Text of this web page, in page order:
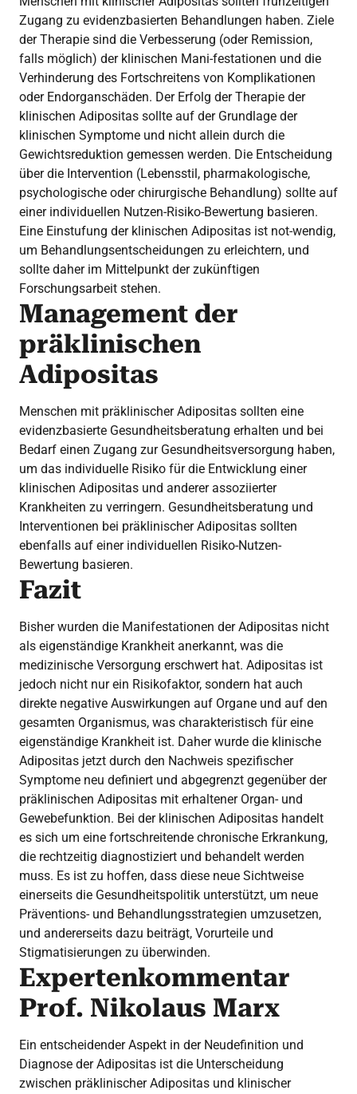
Zugang zu evidenzbasierten Behandlungen haben. Ziele
der Therapie sind die Verbesserung (oder Remission,
falls möglich) der klinischen Mani-festationen und die
Verhinderung des Fortschreitens von Komplikationen
oder Endorganschäden. Der Erfolg der Therapie der
klinischen Adipositas sollte auf der Grundlage der
klinischen Symptome und nicht allein durch die
Gewichtsreduktion gemessen werden. Die Entscheidung
über die Intervention (Lebensstil, pharmakologische,
psychologische oder chirurgische Behandlung) sollte auf
einer individuellen Nutzen-Risiko-Bewertung basieren.
Eine Einstufung der klinischen Adipositas ist not-wendig,
um Behandlungsentscheidungen zu erleichtern, und
sollte daher im Mittelpunkt der zukünftigen
Forschungsarbeit stehen.
Management der
präklinischen
Adipositas
Menschen mit präklinischer Adipositas sollten eine
evidenzbasierte Gesundheitsberatung erhalten und bei
Bedarf einen Zugang zur Gesundheitsversorgung haben,
um das individuelle Risiko für die Entwicklung einer
klinischen Adipositas und anderer assoziierter
Krankheiten zu verringern. Gesundheitsberatung und
Interventionen bei präklinischer Adipositas sollten
ebenfalls auf einer individuellen Risiko-Nutzen-
Bewertung basieren.
Fazit
Bisher wurden die Manifestationen der Adipositas nicht
als eigenständige Krankheit anerkannt, was die
medizinische Versorgung erschwert hat. Adipositas ist
jedoch nicht nur ein Risikofaktor, sondern hat auch
direkte negative Auswirkungen auf Organe und auf den
gesamten Organismus, was charakteristisch für eine
eigenständige Krankheit ist. Daher wurde die klinische
Adipositas jetzt durch den Nachweis spezifischer
Symptome neu definiert und abgegrenzt gegenüber der
präklinischen Adipositas mit erhaltener Organ- und
Gewebefunktion. Bei der klinischen Adipositas handelt
es sich um eine fortschreitende chronische Erkrankung,
die rechtzeitig diagnostiziert und behandelt werden
muss. Es ist zu hoffen, dass diese neue Sichtweise
einerseits die Gesundheitspolitik unterstützt, um neue
Präventions- und Behandlungsstrategien umzusetzen,
und andererseits dazu beiträgt, Vorurteile und
Stigmatisierungen zu überwinden.
Expertenkommentar
Prof. Nikolaus Marx
Ein entscheidender Aspekt in der Neudefinition und
Diagnose der Adipositas ist die Unterscheidung
zwischen präklinischer Adipositas und klinischer